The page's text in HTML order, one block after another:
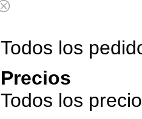
Todos los
Precios
Todos los